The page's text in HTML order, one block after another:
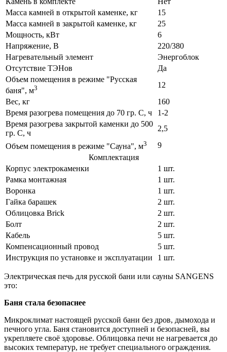
Масса камней в открытой каменке, кг
15
Масса камней в закрытой каменке, кг
25
Мощность, кВт
6
Напряжение, В
220/380
Нагревательный элемент
Энергоблок
Отсутствие ТЭНов
Да
Объем помещения в режиме "Русская
баня", м3
12
Вес, кг
160
Время разогрева помещения до 70 гр. С, ч
1-2
Время разогрева закрытой каменки до 500
гр. С, ч
2,5
Объем помещения в режиме "Сауна", м3
9
Комплектация
Корпус электрокаменки
1 шт.
Рамка монтажная
1 шт.
Воронка
1 шт.
Гайка барашек
2 шт.
Облицовка Brick
2 шт.
Болт
2 шт.
Кабель
5 шт.
Компенсационный провод
5 шт.
Инструкция по установке и эксплуатации
1 шт.
Электрическая печь для русской бани или сауны SANGENS
это:
Баня стала безопаснее
Микроклимат настоящей русской бани без дров, дымохода и
печного угла. Баня становится доступней и безопасней, вы
укрепляете своё здоровье. Облицовка печи не нагревается до
высоких температур, не требует специального ограждения.